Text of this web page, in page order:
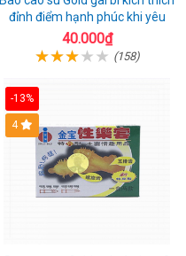
đỉnh điểm hạnh phúc khi yêu
40.000₫
(158)
-13%
Hot
4